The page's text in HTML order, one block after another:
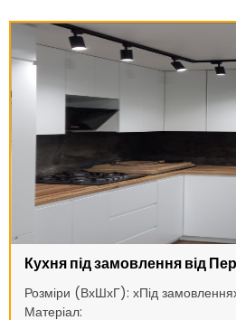
Кухня під замовлення від
Розміри (ВхШхГ): хПід
Матеріал: